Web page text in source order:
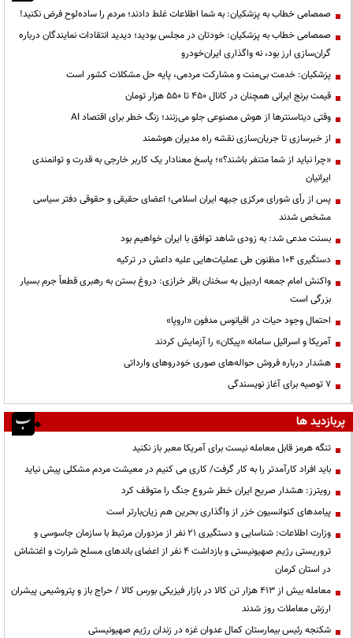
صمصامی خطاب به پزشکیان: به شما اطلاعات غلط دادند؛ مردم را ساده‌لوح فرض نکنید!
صمصامی خطاب به پزشکیان: خودتان در مجلس بودید؛ دیدید انتقادات نمایندگان درباره
گران‌سازی ارز بود، نه واگذاری ایران‌خودرو
پزشکیان: خدمت بی‌منت و مشارکت مردمی، پایه حل مشکلات کشور است
قیمت‌ برنج ایرانی همچنان در کانال ۴۵۰ تا ۵۵۰ هزار تومان
وقتی دیتاسنترها از هوش مصنوعی جلو می‌زنند؛ زنگ خطر برای اقتصاد AI
از خبرسازی تا جریان‌سازی نقشه راه مدیران هوشمند
«چرا نباید از شما متنفر باشند؟»؛ پاسخ معنادار یک کاربر خارجی به قدرت و توانمندی
ایرانیان
پس از رأی شورای مرکزی جبهه ایران اسلامی؛ اعضای حقیقی و حقوقی دفتر سیاسی
مشخص شدند
بسنت مدعی شد: به زودی شاهد توافق با ایران خواهیم بود
دستگیری ۱۰۴ مظنون طی عملیات‌هایی علیه داعش در ترکیه
واکنش امام جمعه اردبیل به سخنان باقر خرازی: دروغ بستن به رهبری قطعاً جرم بسیار
بزرگی است
احتمال وجود حیات در اقیانوس مدفون «اروپا»
آمریکا و اسرائیل سامانه «پیکان» را آزمایش کردند
هشدار درباره فروش حواله‌های صوری خودروهای وارداتی
۷ توصیه برای آغاز نویسندگی
پربازدید ها
تنگه هرمز قابل معامله نیست برای آمریکا معبر باز نکنید
باید افراد کارآمدتر را به کار گرفت/ کاری می کنیم در معیشت مردم مشکلی پیش نیاید
رویترز: هشدار صریح ایران خطر شروع جنگ را متوقف کرد
پیامدهای کنوانسیون خزر از واگذاری بحرین هم زیان‌بارتر است
وزارت اطلاعات: شناسایی و دستگیری ۲۱ نفر از مزدوران مرتبط با سازمان جاسوسی و
تروریستی رژیم صهیونیستی و بازداشت ۴ نفر از اعضای باندهای مسلح شرارت و اغتشاش
در استان کرمان
معامله بیش از ۴۱۳ هزار تن کالا در بازار فیزیکی بورس کالا / حراج باز و پتروشیمی پیشران
ارزش معاملات روز شدند
شکنجه رئیس بیمارستان کمال عدوان غزه در زندان رژیم صهیونیستی